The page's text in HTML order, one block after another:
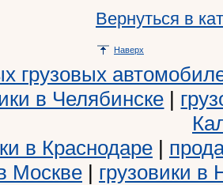
Вернуться в
Наверх
грузовых
в Челябинске |
в Краснодаре |
Москве | грузовики в